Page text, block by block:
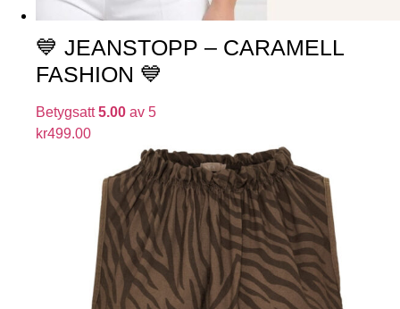
💙 JEANSTOPP – CARAMELL
FASHION 💙
Betygsatt5.00 av 5
kr499.00